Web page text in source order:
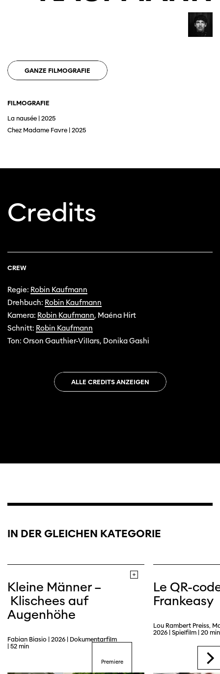
GANZE FILMOGRAFIE
FILMOGRAFIE
La nausée | 2025
Chez Madame Favre | 2025
Credits
CREW
Regie: Robin Kaufmann
Drehbuch: Robin Kaufmann
Kamera: Robin Kaufmann, Maéna Hirt
Schnitt: Robin Kaufmann
Ton: Orson Gauthier-Villars, Donika Gashi
ALLE CREDITS ANZEIGEN
IN DER GLEICHEN KATEGORIE
Kleine Männer –
Klischees auf
Augenhöhe
Fabian Biasio | 2026 | Dokumentarfilm
| 52 min
Premiere
Le QR-
Frankeasy
Lou Rambert Preiss,
2026 | Spielfilm | 20 min